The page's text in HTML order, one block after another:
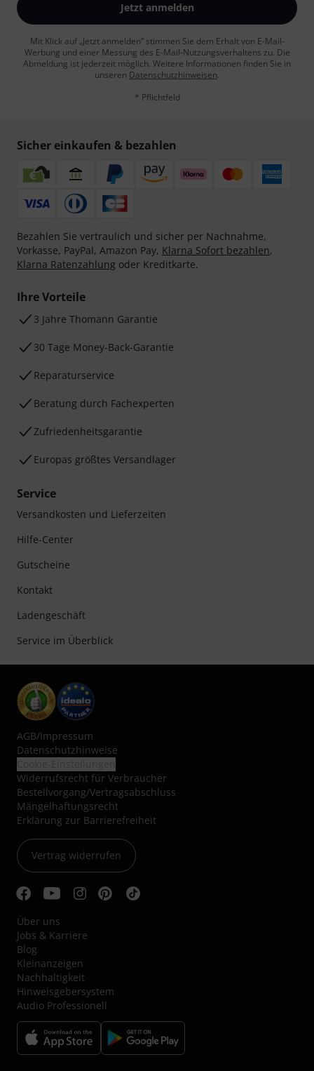
Jetzt anmelden
Mit Klick auf „Jetzt anmelden“ stimmen Sie dem Erhalt von E-Mail-
Werbung und einer Messung des E-Mail-Nutzungsverhaltens zu. Die
Abmeldung ist jederzeit möglich. Weitere Informationen finden Sie in
unseren Datenschutzhinweisen.
* Pflichtfeld
Sicher einkaufen & bezahlen
Bezahlen Sie vertraulich und sicher per Nachnahme,
Vorkasse, PayPal, Amazon Pay, Klarna Sofort bezahlen,
Klarna Ratenzahlung oder Kreditkarte.
Ihre Vorteile
3 Jahre Thomann Garantie
30 Tage Money-Back-Garantie
Reparaturservice
Beratung durch Fachexperten
Zufriedenheitsgarantie
Europas größtes Versandlager
Service
Versandkosten und Lieferzeiten
Hilfe-Center
Gutscheine
Kontakt
Ladengeschäft
Service im Überblick
AGB/Impressum
Datenschutzhinweise
Widerrufsrecht für Verbraucher
Bestellvorgang/Vertragsabschluss
Mängelhaftungsrecht
Erklärung zur Barrierefreiheit
Vertrag widerrufen
Über uns
Jobs & Karriere
Blog
Kleinanzeigen
Nachhaltigkeit
Hinweisgebersystem
Audio Professionell